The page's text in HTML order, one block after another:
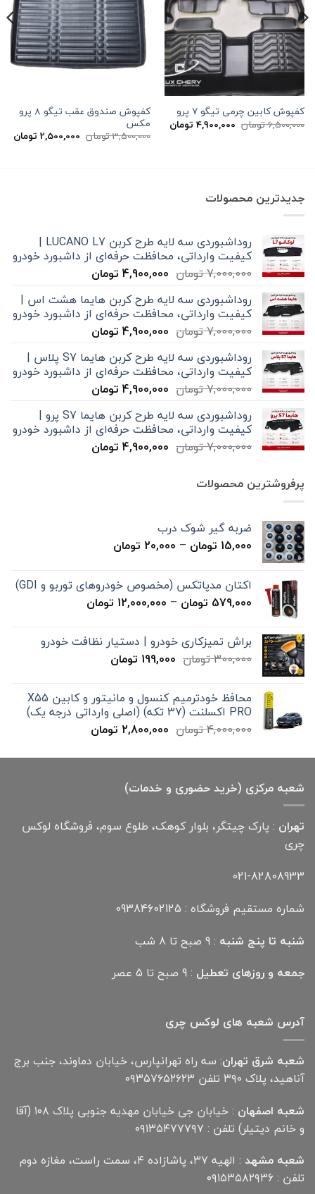
کفپوش کابین چرمی تیگو 7 پرو
6,500,000تومان قیمت
اصلی
4,900,000 تومانقیمت
فعلی
4,900,000 تومان
کفپوش صندوق عقب تیگو 8 پرو
مکس
3,500,000تومان قیمت
اصلی
2,500,000 تومان
جدیدترین محصولات
روداشبوردی سه‌ لایه طرح کربن LUCANO L7 |
کیفیت وارداتی، محافظت حرفه‌ای از داشبورد خودرو
7,000,000تومان قیمت
7,000,000 تومان
بود.
4,900,000 تومانقیمت
4,900,000 تومان
است.
روداشبوردی سه‌ لایه طرح کربن هایما هشت اس |
کیفیت وارداتی، محافظت حرفه‌ای از داشبورد خودرو
7,000,000تومان قیمت
7,000,000 تومان
بود.
4,900,000 تومانقیمت
4,900,000 تومان
است.
روداشبوردی سه‌ لایه طرح کربن هایما S7 پلاس |
کیفیت وارداتی، محافظت حرفه‌ای از داشبورد خودرو
7,000,000تومان قیمت
7,000,000 تومان
بود.
4,900,000 تومانقیمت
4,900,000 تومان
است.
روداشبوردی سه‌ لایه طرح کربن هایما S7 پرو |
کیفیت وارداتی، محافظت حرفه‌ای از داشبورد خودرو
7,000,000تومان قیمت
4,900,000 تومانقیمت
پرفروشترین محصولات
ضربه گیر شوک درب
15,000 تومان –
20,000 تومان
تا
20,000 تومان
اکتان مدپاتکس (مخصوص خودروهای توربو و GDI)
579,000 تومان –
12,000,000 تومان
تا
براش تمیزکاری خودرو | دستیار نظافت خودرو
300,000تومان قیمت
بود.
199,000 تومانقیمت
199,000 تومان
است. محافظ خودترمیم کنسول و مانیتور و کابین X55
PRO اکسلنت (37 تکه) (اصلی وارداتی درجه یک)
4,000,000تومان قیمت
4,000,000 تومان
2,800,000 تومانقیمت
2,800,000 تومان
شعبه مرکزی (خرید حضوری و خدمات)
تهران : پارک چیتگر، بلوار کوهک، طلوع سوم، فروشگاه لوکس
چری
021-82808933
شماره مستقیم فروشگاه : 09384602125
شنبه تا پنج شنبه : 9 صبح تا 8 شب
جمعه و روزهای تعطیل : 9 صبح تا 5 عصر
آدرس شعبه های لوکس چری
شعبه شرق تهران: سه راه تهرانپارس، خیابان دماوند، جنب برج
آناهید، پلاک ۳۹۰ تلفن ۰۹۳۵۷۶۵۲۶۲۳
شعبه اصفهان
: خیابان جی خیابان مهدیه جنوبی پلاک ۱۰۸ (آقا
و خانم دیتیلر) تلفن : ۰۹۱۳۵۴۷۷۷۹۷
شعبه مشهد
: الهیه ۳۷، پاشازاده ۴، سمت راست، مغازه دوم
تلفن : ۰۹۱۵۳۵۸۲۹۳۶